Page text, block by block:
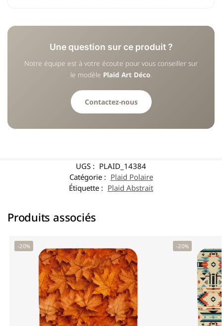
Une question sur ce produit ?
Notre équipe est à votre écoute pour vous conseiller sur
le modèle Plaid Art Déco
Contactez-nous
UGS : PLAID_14384
Catégorie : Plaid Polaire
Étiquette : Plaid Abstrait
Produits associés
-20% -20%